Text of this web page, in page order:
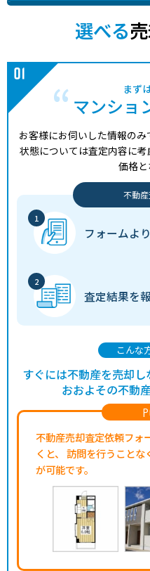
選べる
まず
マンショ
お客様にお伺いした情報のみ
状態については査定内容に
価格と
不動
フォームより
査定結果を
不動産売却査定依頼フォ
くと、
訪問を行うことな
が可能です。
こんな
すぐには不動産を売却し
おおよその不動